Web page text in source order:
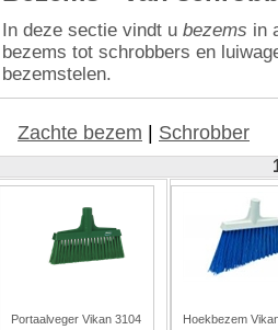
In deze sectie vindt u bezems in
bezems tot schrobbers en
bezemstelen.
Zachte bezem | Schrobber
Portaalveger Vikan 3104 Hoekbezem